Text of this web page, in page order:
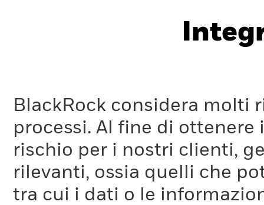
BlackRock considera molti
processi. Al fine di
rischio per i nostri clienti,
rilevanti, ossia quelli che
tra cui i dati o le